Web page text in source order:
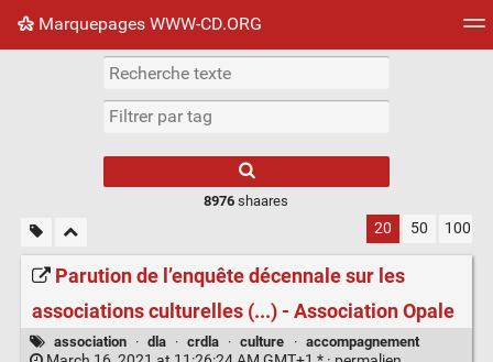
Marquepages WWW-CD.ORG
Nuage de tags Mur d'images
8976 shaares
20 50 100
Parution de l’enquête décennale sur les
associations culturelles (...) - Association Opale
association · dla · crdla · culture · accompagnement